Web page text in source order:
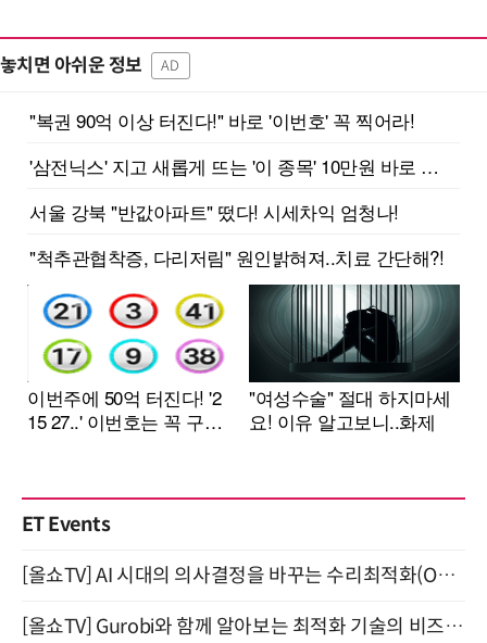
놓치면 아쉬운 정보 AD
ET Events
[올쇼TV] AI 시대의 의사결정을 바꾸는 수리최적화(Optimization) 소개 (8/20 생방송)
[올쇼TV] Gurobi와 함께 알아보는 최적화 기술의 비즈니스 활용 (8월 20일 생방송)